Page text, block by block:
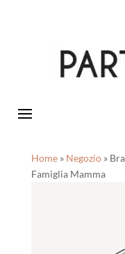
Home» Negozio»
Famiglia Mamma